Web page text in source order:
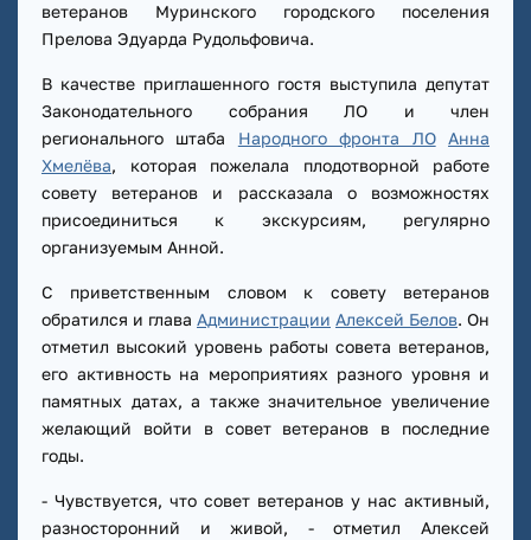
ветеранов Муринского городского поселения
Прелова Эдуарда Рудольфовича.
В качестве приглашенного гостя выступила депутат
Законодательного собрания ЛО и член
регионального штаба Народного фронта ЛО
Анна
Хмелёва, которая пожелала плодотворной работе
совету ветеранов и рассказала о возможностях
присоединиться к экскурсиям, регулярно
организуемым Анной.
С приветственным словом к совету ветеранов
обратился и глава Администрации Алексей Белов. Он
отметил высокий уровень работы совета ветеранов,
его активность на мероприятиях разного уровня и
памятных датах, а также значительное увеличение
желающий войти в совет ветеранов в последние
годы.
- Чувствуется, что совет ветеранов у нас активный,
разносторонний и живой, - отметил Алексей